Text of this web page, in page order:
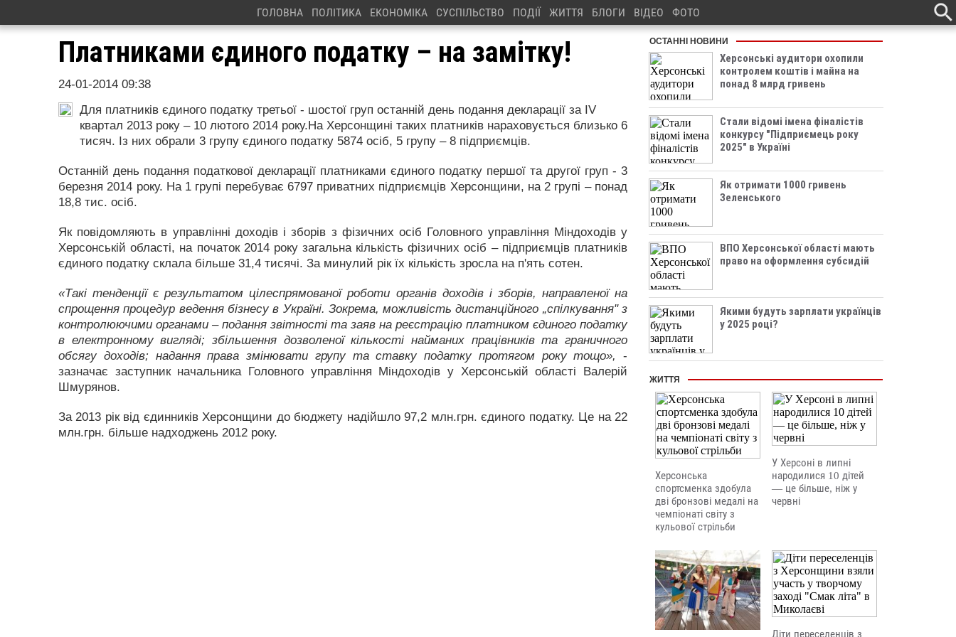
ГОЛОВНА ПОЛІТИКА ЕКОНОМІКА СУСПІЛЬСТВО ПОДІЇ ЖИТТЯ БЛОГИ ВІДЕО ФОТО
Платниками єдиного податку – на замітку!
24-01-2014 09:38
Для платників єдиного податку третьої - шостої груп останній день подання декларації за ІV
квартал 2013 року – 10 лютого 2014 року.На Херсонщині таких платників нараховується близько 6
тисяч. Із них обрали 3 групу єдиного податку 5874 осіб, 5 групу – 8 підприємців.
Останній день подання податкової декларації платниками єдиного податку першої та другої груп - 3
березня 2014 року. На 1 групі перебуває 6797 приватних підприємців Херсонщини, на 2 групі – понад
18,8 тис. осіб.
Як повідомляють в управлінні доходів і зборів з фізичних осіб Головного управління Міндоходів у
Херсонській області, на початок 2014 року загальна кількість фізичних осіб – підприємців платників
єдиного податку склала більше 31,4 тисячі. За минулий рік їх кількість зросла на п'ять сотен.
«Такі тенденції є результатом цілеспрямованої роботи органів доходів і зборів, направленої на
спрощення процедур ведення бізнесу в Україні. Зокрема, можливість дистанційного „спілкування" з
контролюючими органами – подання звітності та заяв на реєстрацію платником єдиного податку
в електронному вигляді; збільшення дозволеної кількості найманих працівників та граничного
обсягу доходів; надання права змінювати групу та ставку податку протягом року тощо»,
-
зазначає заступник начальника Головного управління Міндоходів у Херсонській області Валерій
Шмурянов.
За 2013 рік від єдинників Херсонщини до бюджету надійшло 97,2 млн.грн. єдиного податку. Це на 22
млн.грн. більше надходжень 2012 року.
ОСТАННІ НОВИНИ
Херсонські аудитори охопили
контролем коштів і майна на
понад 8 млрд гривень
Стали відомі імена фіналістів
конкурсу "Підприємець року
2025" в Україні
Як отримати 1000 гривень
Зеленського
ВПО Херсонської області мають
право на оформлення субсидій
Якими будуть зарплати українців
у 2025 році?
ЖИТТЯ
Херсонська
спортсменка здобула
дві бронзові медалі на
чемпіонаті світу з
кульової стрільби
У Херсоні в липні
народилися 10 дітей
— це більше, ніж у
червні
Діти переселенців з